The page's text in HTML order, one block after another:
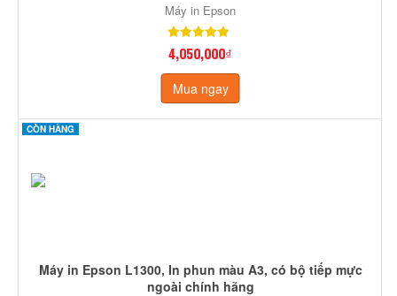
Máy in Epson
4,050,000₫
Mua ngay
CÒN HÀNG
Máy in Epson L1300, In phun màu A3, có bộ tiếp mực
ngoài chính hãng